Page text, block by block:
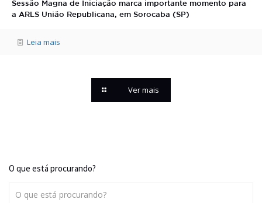
Sessão Magna de Iniciação marca importante momento para
a ARLS União Republicana, em Sorocaba (SP)
Leia mais
Ver mais
O que está procurando?